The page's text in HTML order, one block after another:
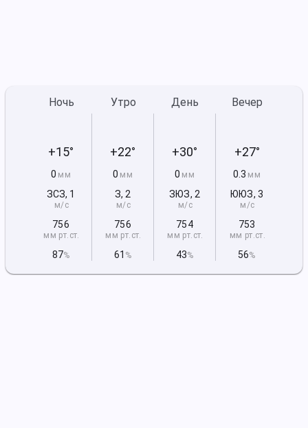
Ночь
+15°
0 мм
ЗСЗ, 1
м/с
756
мм рт.ст.
87%
Утро
+22°
0 мм
З, 2
м/с
756
мм рт.ст.
61 %
День
+30°
0 мм
ЗЮЗ, 2
м/с
754
мм рт.ст.
43%
Вечер
+27°
0.3 мм
ЮЮЗ, 3
м/с
753
мм рт.ст.
56%